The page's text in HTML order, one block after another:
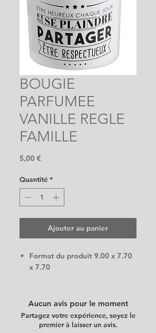
BOUGIE
PARFUMEE
VANILLE REGLE
FAMILLE
5,00 €Prix
Quantité *
Ajouter au panier
Format du produit 9.00 x 7.70
x 7.70
Aucun avis pour le moment
Partagez votre expérience, soyez le
premier à laisser un avis.